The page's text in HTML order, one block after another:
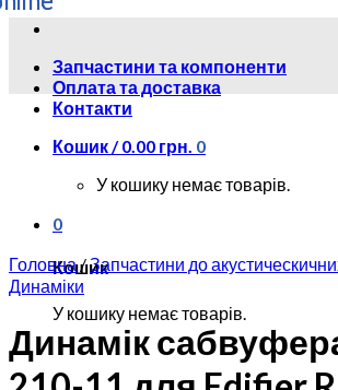
Skip
contentЗапчастини та компоненти
Оплата та доставка
Контакти
Кошик /0.00 грн. 0
У кошику немає товарів.
0
Кошик
У кошику немає товарів.
Головна/Запчастини до
Динаміки
Динамік